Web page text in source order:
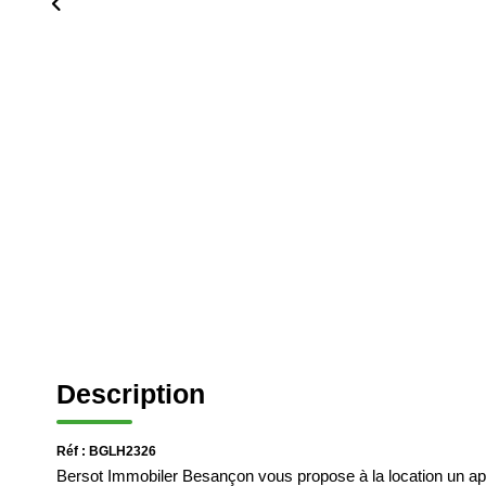
Description
Réf : BGLH2326
Bersot Immobiler Besançon vous propose à la location un